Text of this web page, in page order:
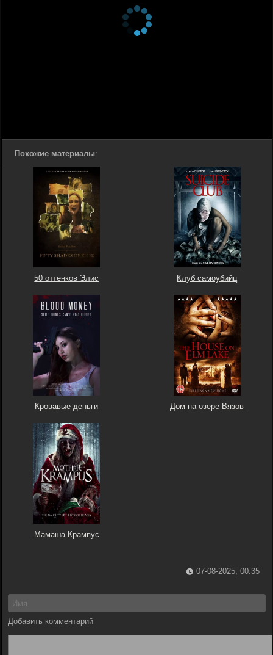
Похожие материалы:
50 оттенков Элис Клуб самоубийц
Кровавые деньги Дом на озере Вязов
Мамаша Крампус
07-08-2025, 00:35
Добавить комментарий